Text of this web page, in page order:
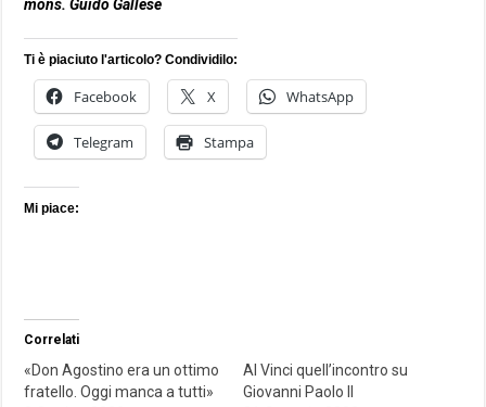
mons. Guido Gallese
Ti è piaciuto l'articolo? Condividilo:
Facebook X WhatsApp
Telegram Stampa
Mi piace:
Correlati
«Don Agostino era un ottimo
fratello. Oggi manca a tutti»
Al Vinci quell’incontro su
Giovanni Paolo II